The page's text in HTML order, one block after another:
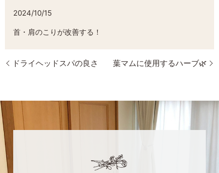
2024/10/15
首・肩のこりが改善する！
ドライヘッドスパの良さ 葉マムに使用するハーブ🌿